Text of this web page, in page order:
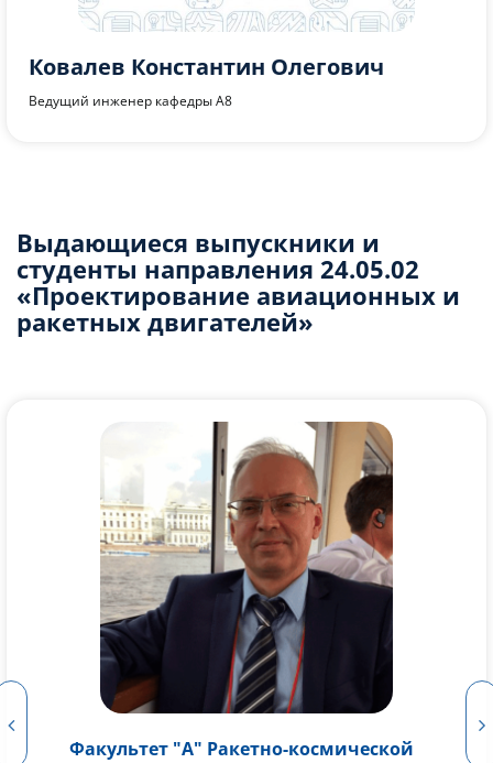
Воронов Владимир Александрович
Проректор по научной работе и инновационному развитию,
Выдающиеся выпускники и
студенты направления 24.05.02
«Проектирование авиационных и
ракетных двигателей»
Факультет "А" Ракетно-космической